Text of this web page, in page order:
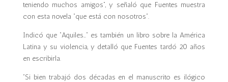
teniendo muchos amigos”, y señaló que Fuentes muestra
con esta novela “que está con nosotros”.
Indicó que “Aquiles…” es también un libro sobre la América
Latina y su violencia, y detalló que Fuentes tardó 20 años
en escribirla.
“Si bien trabajó dos décadas en el manuscrito es ilógico